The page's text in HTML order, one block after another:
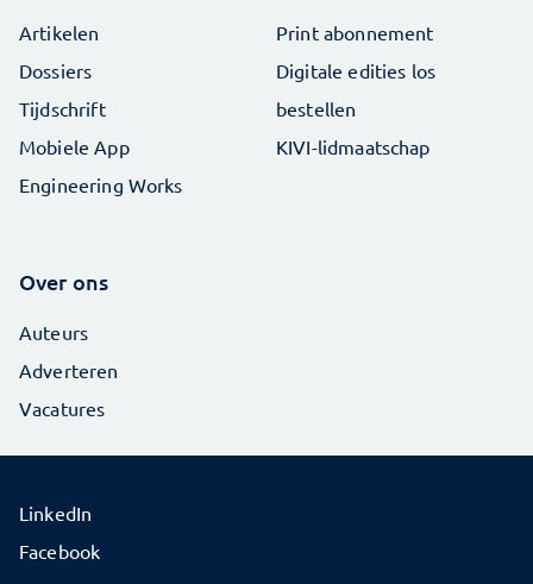
Artikelen
Dossiers
Tijdschrift
Mobiele App
Engineering Works
Print abonnement
Digitale edities los
bestellen
KIVI-lidmaatschap
Over ons
Auteurs
Adverteren
Vacatures
LinkedIn
Facebook